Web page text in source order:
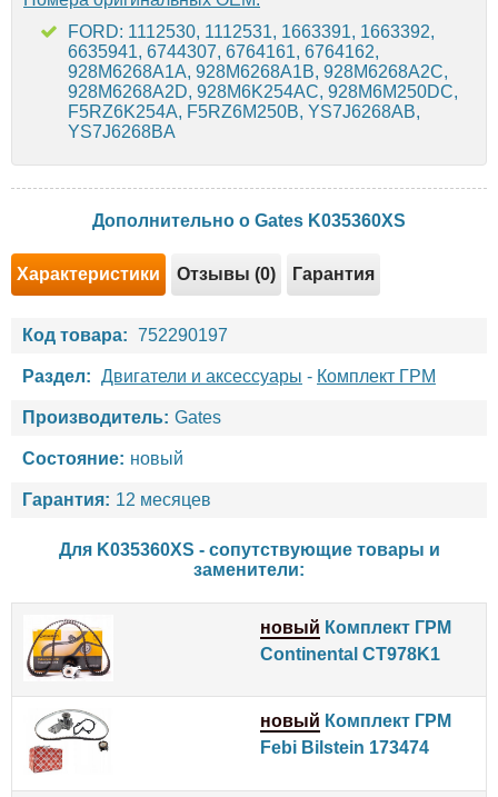
FORD: 1112530, 1112531, 1663391, 1663392,
6635941, 6744307, 6764161, 6764162,
928M6268A1A, 928M6268A1B, 928M6268A2C,
928M6268A2D, 928M6K254AC, 928M6M250DC,
F5RZ6K254A, F5RZ6M250B, YS7J6268AB,
YS7J6268BA
Дополнительно о Gates K035360XS
Характеристики Отзывы (0) Гарантия
Код товара: 752290197
Раздел: Двигатели и аксессуары - Комплект ГРМ
Производитель: Gates
Состояние: новый
Гарантия: 12 месяцев
Для K035360XS - сопутствующие товары и
заменители:
новый Комплект ГРМ
Continental CT978K1
новый Комплект ГРМ
Febi Bilstein 173474